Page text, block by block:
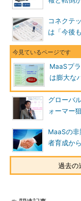
コネクテ
は「今後
MaaSプ
は膨大な
グローバ
ォーマー
MaaSの
者育成か
過去の